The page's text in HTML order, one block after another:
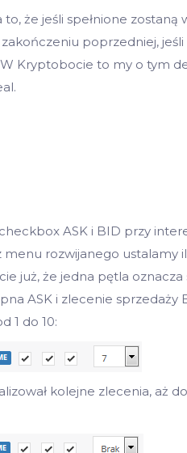
że jeśli spełnione
poprzedniej,
W Kryptobocie to my o tym
ASK i BID przy
rozwijanego ustalamy
już, że jedna pętla oznacza
ASK i zlecenie sprzedaży
1 do 10:
kolejne zlecenia, aż